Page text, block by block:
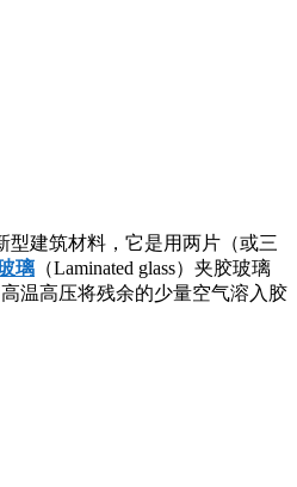
型建筑材料，它是用两片（或三
璃 （Laminated glass）夹胶玻璃
温高压将残余的少量空气溶入胶